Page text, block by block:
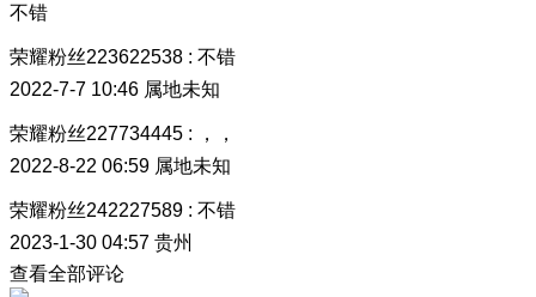
不错
荣耀粉丝223622538 : 不错
2022-7-7 10:46 属地未知
荣耀粉丝227734445 :
，，
2022-8-22 06:59 属地未知
荣耀粉丝242227589 : 不错
2023-1-30 04:57 贵州
查看全部评论